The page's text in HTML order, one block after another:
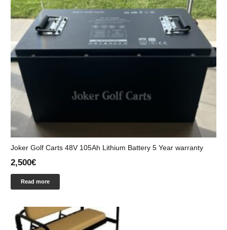
Joker Golf Carts 48V 105Ah Lithium Battery 5 Year warranty
2,500€
Read more